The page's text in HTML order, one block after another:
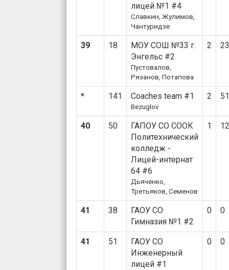
лицей №1 #4
Славкин, Жулимов,
Чантуридзе
39 18
МОУ СОШ №33 г.
Энгельс #2
Пустовалов,
Рязанов, Потапова
2
* 141 Coaches team #1
Bezuglov
2
40 50
ГАПОУ СО СООК
Политехнический
колледж -
Лицей-интернат
64 #6
Дьяченко,
Третьяков, Семенов
1
41 38
ГАОУ СО
Гимназия №1 #2
0 0
41 51
ГАОУ СО
Инженерный
лицей #1
0 0